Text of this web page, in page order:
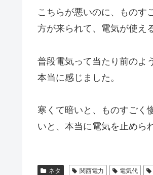
こちらが悪いのに、ものす
方が来られて、電気が使え
普段電気って当たり前のよ
本当に感じました。
寒くて暗いと、ものすごく
いと、本当に電気を止めら
ネタ 関西電力 電気代